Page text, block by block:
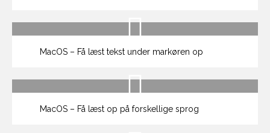
MacOS – Få læst tekst under markøren op
MacOS – Få læst op på forskellige sprog